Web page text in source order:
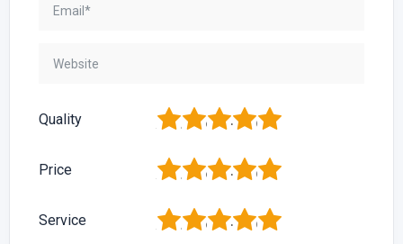
Quality 5
4
3
2
Price 5
4
3
2
Service 5
4
3
2